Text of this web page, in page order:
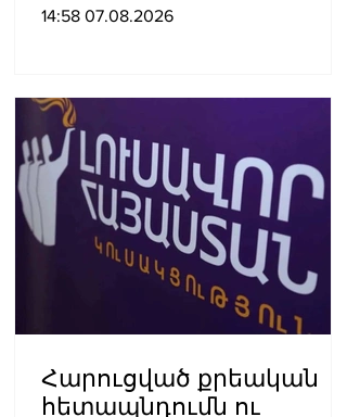
չի փոխվի
14:58 07.08.2026
Հարուցված քրեական
հետապնդումն ու